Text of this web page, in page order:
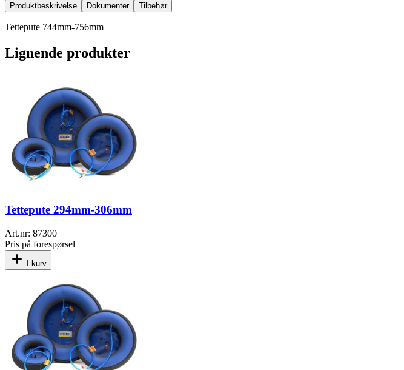
Produktbeskrivelse Dokumenter Tilbehør
Tettepute 744mm-756mm
Lignende produkter
Tettepute 294mm-306mm
Art.nr: 87300
Pris på forespørsel
I kurv